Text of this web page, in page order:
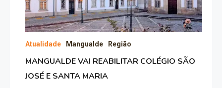
Atualidade Mangualde Região
MANGUALDE VAI REABILITAR COLÉGIO SÃO
JOSÉ E SANTA MARIA